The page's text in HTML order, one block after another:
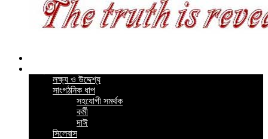
লক্ষ্য ও উদ্দেশ্য
সাংগঠনিক ধাপ
সহযোগী সমর্থক
কর্মী
দাঈ
সিলেবাস